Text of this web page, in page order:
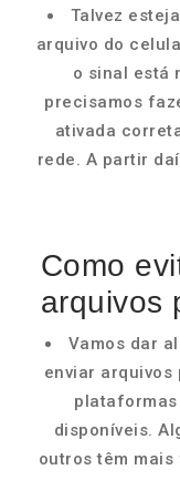
Talvez
arquivo do
o sinal está
precisamos
ativada
rede. A partir
Como
arquivos
Vamos dar
enviar arquivos
plataformas
disponíveis.
outros têm